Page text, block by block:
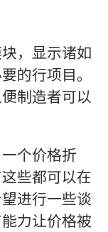
，显示诸如
的行项目。
制造者可以
个价格折
些都可以在
进行一些谈
力让价格被